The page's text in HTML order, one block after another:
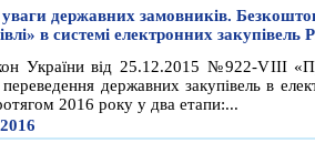
державних замовників.
в системі електронних закупівель
України від 25.12.2015 №922-VIII
державних закупівель в
2016 року у два етапи:...